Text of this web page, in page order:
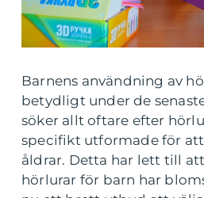
Barnens användning av
betydligt under de
söker allt oftare efter
specifikt utformade för att
åldrar. Detta har lett till
hörlurar för barn har